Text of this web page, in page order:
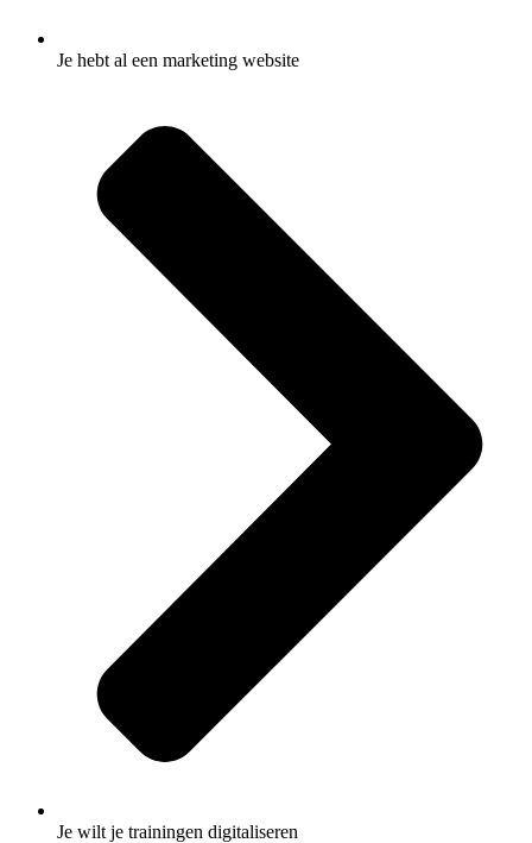
Je hebt al een marketing website
Je wilt je trainingen digitaliseren